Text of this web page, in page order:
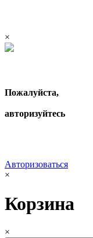
×
Пожалуйста,
авторизуйтесь
Авторизоваться
×
Корзина
×